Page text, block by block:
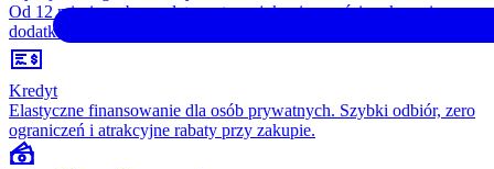
Od 12 miesięcy, bez opłaty wstępnej, konieczności wykupu i
dodatkowych kosztów. Wszystko w cenie raty.
Kredyt
Elastyczne finansowanie dla osób prywatnych. Szybki odbiór, zero
ograniczeń i atrakcyjne rabaty przy zakupie.